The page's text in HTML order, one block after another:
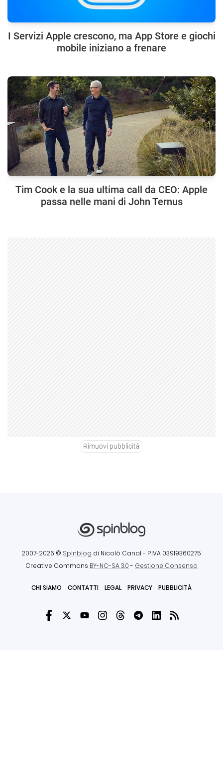
I Servizi Apple crescono, ma App Store e giochi
mobile iniziano a frenare
Tim Cook e la sua ultima call da CEO: Apple
passa nelle mani di John Ternus
Rimuovi pubblicità
2007-2026 © Spinblog di Nicolò Canal - P.IVA 03919360275
Creative Commons BY-NC-SA 3.0- Gestione Consenso
CHI SIAMO CONTATTI LEGAL PRIVACY PUBBLICITÀ